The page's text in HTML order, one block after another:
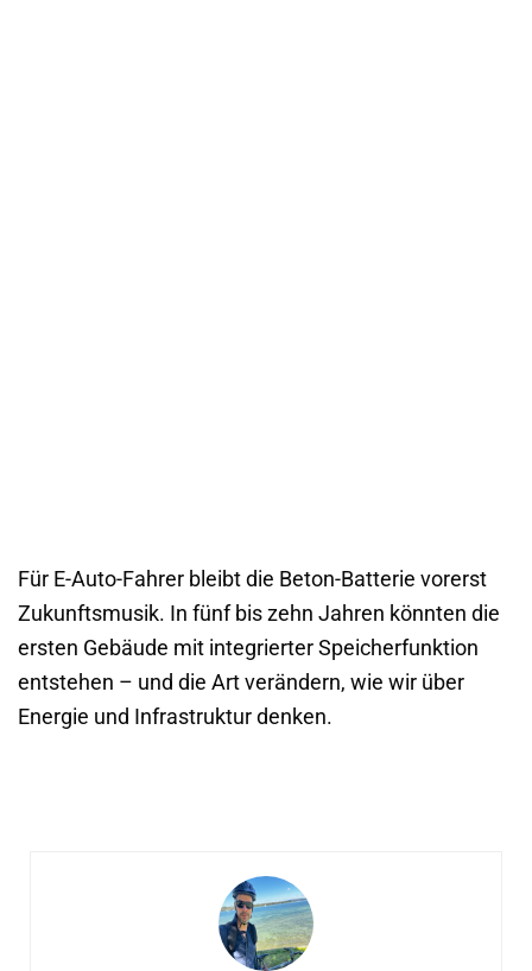
Für E-Auto-Fahrer bleibt die Beton-Batterie vorerst
Zukunftsmusik. In fünf bis zehn Jahren könnten die
ersten Gebäude mit integrierter Speicherfunktion
entstehen – und die Art verändern, wie wir über
Energie und Infrastruktur denken.